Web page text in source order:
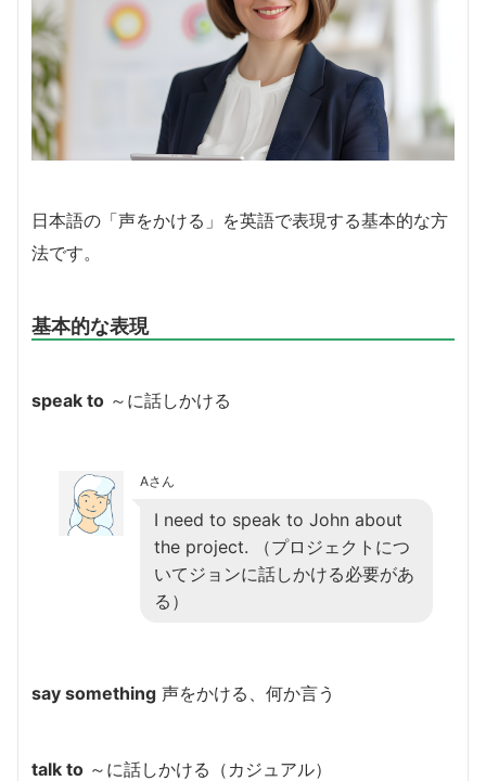
日本語の「声をかける」を英語で表現する基本的な方
法です。
基本的な表現
speak to ～に話しかける
Aさん
I need to speak to John about
the project. （プロジェクトにつ
いてジョンに話しかける必要があ
る）
say something 声をかける、何か言う
talk to ～に話しかける（カジュアル）